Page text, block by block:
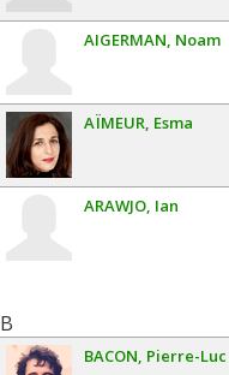
AIGERMAN Noam
AÏMEUR Esma
ARAWJO Ian
B
BACON Pierre-Luc